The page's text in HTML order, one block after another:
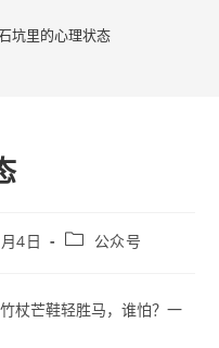
坑里的心理状态
4日
Post公众号
杖芒鞋轻胜马，谁怕？一